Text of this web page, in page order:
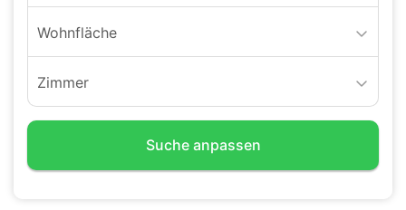
Wohnfläche
Zimmer
Suche anpassen